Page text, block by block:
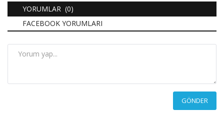
YORUMLAR (0)
FACEBOOK YORUMLARI
GÖNDER